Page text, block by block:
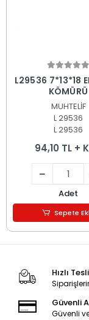
L29536 7*13*18 ELEKTRİK
KÖMÜRÜ
MUHTELİF
L 29536
L 29536
94,10 TL +
Adet
Sepete
Hızlı
Güvenli
Güvenli